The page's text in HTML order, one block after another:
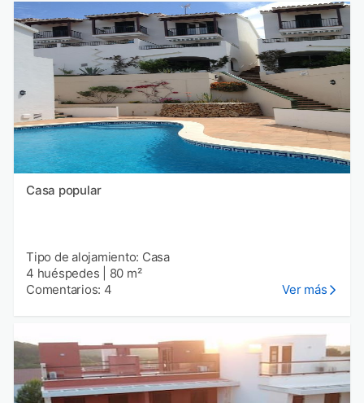
Casa popular
Tipo de alojamiento: Casa
4 huéspedes
80 m²
Comentarios: 4
Ver más